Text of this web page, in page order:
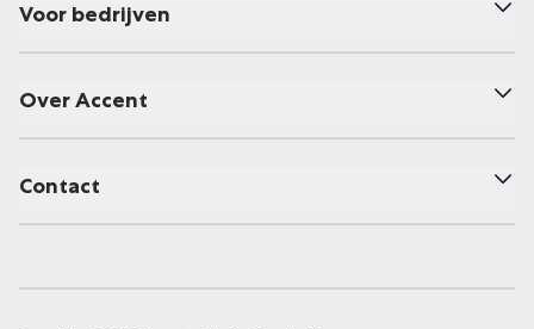
Voor bedrijven
Over Accent
Contact